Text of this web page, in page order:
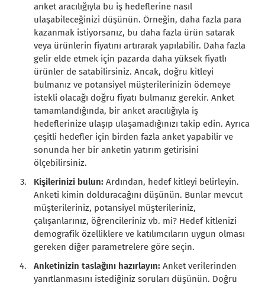
anket aracılığıyla bu iş hedeflerine nasıl
ulaşabileceğinizi düşünün. Örneğin, daha fazla para
kazanmak istiyorsanız, bu daha fazla ürün satarak
veya ürünlerin fiyatını artırarak yapılabilir. Daha fazla
gelir elde etmek için pazarda daha yüksek fiyatlı
ürünler de satabilirsiniz. Ancak, doğru kitleyi
bulmanız ve potansiyel müşterilerinizin ödemeye
istekli olacağı doğru fiyatı bulmanız gerekir. Anket
tamamlandığında, bir anket aracılığıyla iş
hedeflerinize ulaşıp ulaşamadığınızı takip edin. Ayrıca
çeşitli hedefler için birden fazla anket yapabilir ve
sonunda her bir anketin yatırım getirisini
ölçebilirsiniz.
Kişilerinizi bulun: Ardından, hedef kitleyi belirleyin.
Anketi kimin dolduracağını düşünün. Bunlar mevcut
müşterileriniz, potansiyel müşterileriniz,
çalışanlarınız, öğrencileriniz vb. mi? Hedef kitlenizi
demografik özelliklere ve katılımcıların uygun olması
gereken diğer parametrelere göre seçin.
Anketinizin taslağını hazırlayın: Anket verilerinden
yanıtlanmasını istediğiniz soruları düşünün. Doğru